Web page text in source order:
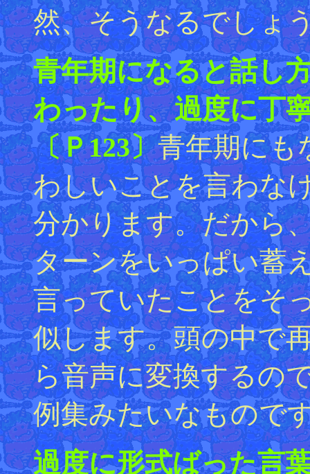
然、そうなるでしょ
青年期になると話し
わったり、過度に丁
〔Ｐ123〕青年期にも
わしいことを言わな
分かります。だから
ターンをいっぱい蓄
言っていたことをそ
似します。頭の中で
ら音声に変換するの
例集みたいなもので
過度に形式ばった言